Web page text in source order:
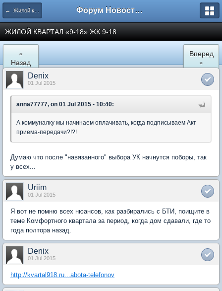
← Жилой квартал "9-18" в Мытищах Форум Новостройки
ЖИЛОЙ КВАРТАЛ «9-18» ЖК 9-18
«
Назад
Вперед
»
Denix
01 Jul 2015
anna77777, on 01 Jul 2015 - 10:40:
А коммуналку мы начинаем оплачивать, когда подписываем Акт
приема-передачи?!?!
Думаю что после "навязанного" выбора УК начнутся поборы, так
у всех...
Uriim
01 Jul 2015
Я вот не помню всех нюансов, как разбирались с БТИ, поищите в
теме Комфортного квартала за период, когда дом сдавали, где то
года полтора назад.
Denix
01 Jul 2015
http://kvartal918.ru...abota-telefonov